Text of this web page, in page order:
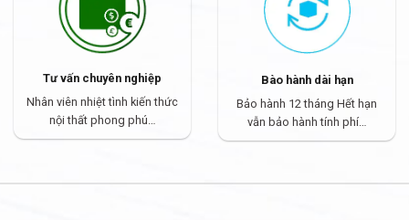
Tư vấn chuyên nghiệp
Nhân viên nhiệt tình kiến thức
nội thất phong phú…
Bào hành dài hạn
Bảo hành 12 tháng Hết hạn
vẫn bảo hành tính phí…